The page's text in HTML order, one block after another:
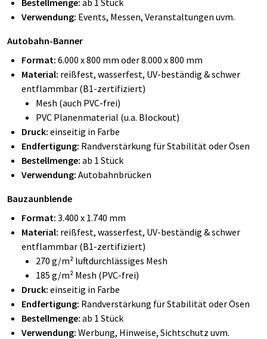
Verwendung: Events, Messen, Veranstaltungen uvm.
Autobahn-Banner
Format: 6.000 x 800 mm oder 8.000 x 800 mm
Material: reißfest, wasserfest, UV-beständig & schwer
entflammbar (B1-zertifiziert)
Mesh (auch PVC-frei)
PVC Planenmaterial (u.a. Blockout)
Druck: einseitig in Farbe
Endfertigung: Randverstärkung für Stabilität oder Ösen
Bestellmenge: ab 1 Stück
Verwendung: Autobahnbrücken
Bauzaunblende
Format: 3.400 x 1.740 mm
Material: reißfest, wasserfest, UV-beständig & schwer
entflammbar (B1-zertifiziert)
270 g/m² luftdurchlässiges Mesh
185 g/m² Mesh (PVC-frei)
Druck: einseitig in Farbe
Endfertigung: Randverstärkung für Stabilität oder Ösen
Bestellmenge: ab 1 Stück
Verwendung: Werbung, Hinweise, Sichtschutz uvm.